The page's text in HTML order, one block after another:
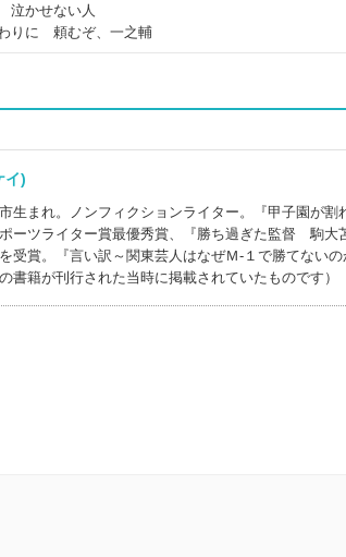
かせない人
りに 頼むぞ、一之輔
イ)
生まれ。ノンフィクションライター。『甲子園が
ーツライター賞最優秀賞、『勝ち過ぎた監督 駒
受賞。『言い訳～関東芸人はなぜＭ‐１で勝てない
書籍が刊行された当時に掲載されていたものです）